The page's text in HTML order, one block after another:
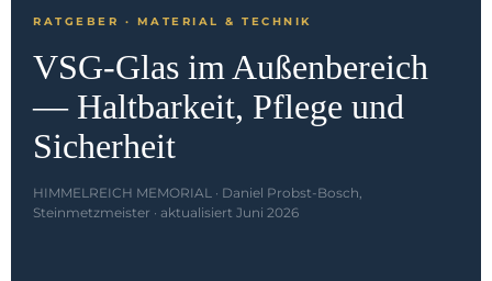
RATGEBER · MATERIAL & TECHNIK
VSG-Glas im Außenbereich
— Haltbarkeit, Pflege und
Sicherheit
HIMMELREICH MEMORIAL · Daniel Probst-Bosch,
Steinmetzmeister · aktualisiert Juni 2026